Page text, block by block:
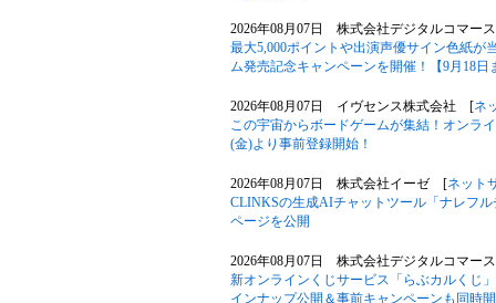
2026年08月07日 株式会社デジタルコマー
最大5,000ポイントや出演声優サイン色紙
ム発売記念キャンペーンを開催！【9月18日
2026年08月07日 イヴセンス株式会社 [ネ
この宇宙からボードゲームが集結！オンラ
(金)より事前登録開始！
2026年08月07日 株式会社イーゼ [ネット
CLINKSの生成AIチャットツール「ナレフ
ページを公開
2026年08月07日 株式会社デジタルコマー
新オンラインくじサービス「らぶカルくじ
インナップ公開＆事前キャンペーンも同時